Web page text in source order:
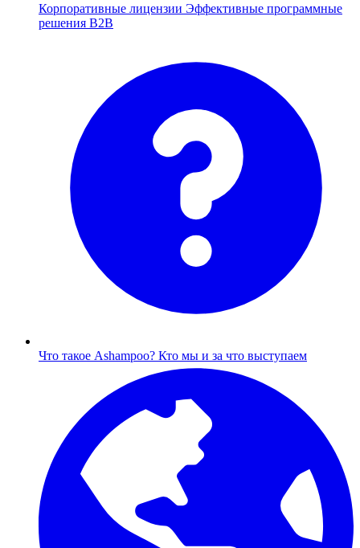
Корпоративные лицензии Эффективные программные
решения B2B
Что такое Ashampoo? Кто мы и за что выступаем